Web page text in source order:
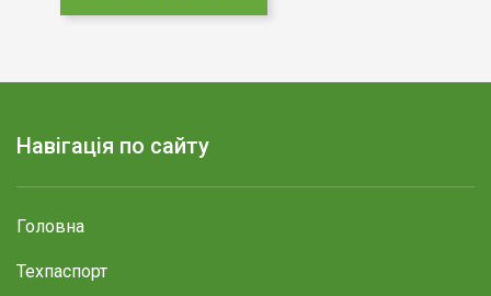
Навігація по сайту
Головна
Техпаспорт